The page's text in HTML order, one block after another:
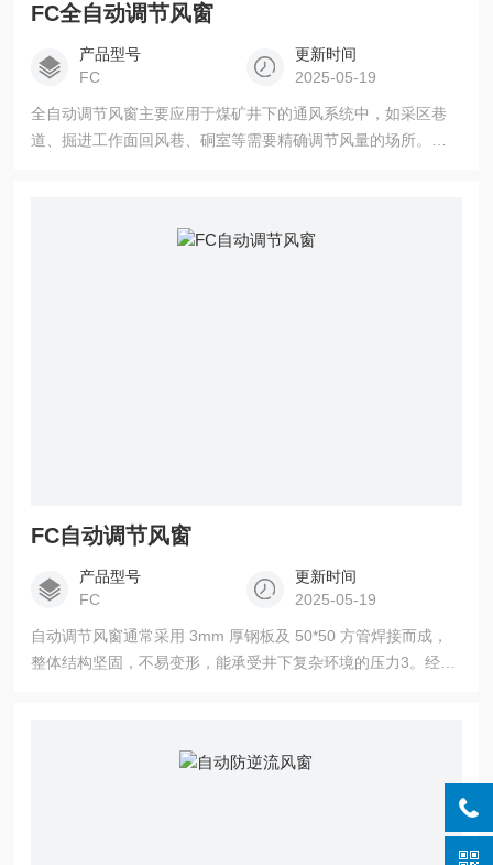
FC全自动调节风窗
产品型号
FC
更新时间
2025-05-19
全自动调节风窗主要应用于煤矿井下的通风系统中，如采区巷
道、掘进工作面回风巷、硐室等需要精确调节风量的场所。通
FC自动调节风窗
产品型号
FC
更新时间
2025-05-19
自动调节风窗通常采用 3mm 厚钢板及 50*50 方管焊接而成，
整体结构坚固，不易变形，能承受井下复杂环境的压力3。经过